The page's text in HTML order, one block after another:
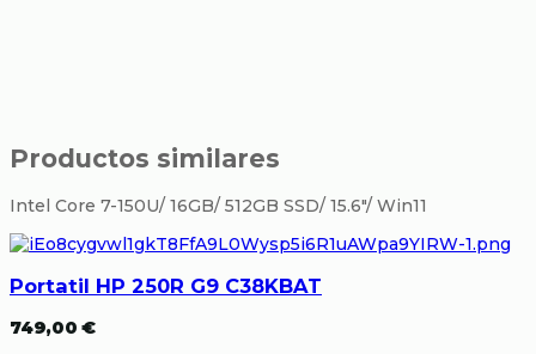
Productos similares
Intel Core 7-150U/ 16GB/ 512GB SSD/ 15.6″/ Win11
Portatil HP 250R G9 C38KBAT
749,00€